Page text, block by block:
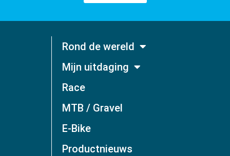
Rond de wereld
Mijn uitdaging
Race
MTB / Gravel
E-Bike
Productnieuws